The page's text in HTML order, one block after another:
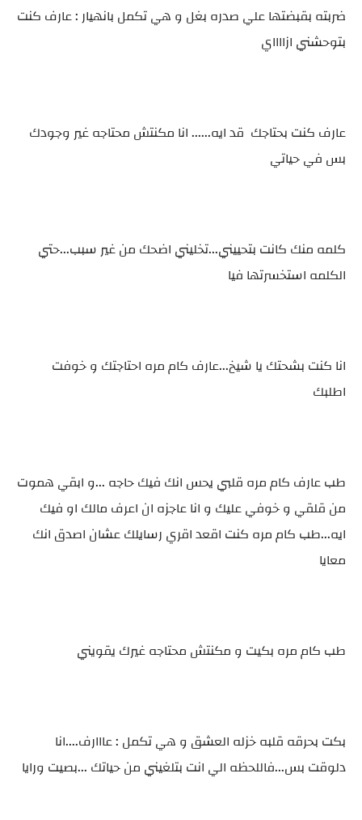
ضربته بقبضتها علي صدره بغل و هي تكمل بانهيار : عارف كنت
بتوحشني ازااااي
عارف كنت بحتاجك قد ايه...... انا مكنتش محتاجه غير وجودك
بس في حياتي
كلمه منك كانت بتحييني...تخليني اضحك من غير سبب...حتي
الكلمه استخسرتها فيا
انا كنت بشحتك يا شيخ...عارف كام مره احتاجتك و خوفت
اطلبك
طب عارف كام مره قلبي يحس انك فيك حاجه ...و ابقي هموت
من قلقي و خوفي عليك و انا عاجزه ان اعرف مالك او فيك
ايه...طب كام مره كنت اقعد اقري رسايلك عشان اصدق انك
معايا
طب كام مره بكيت و مكنتش محتاجه غيرك يقويني
بكت بحرقه قلبه خزله العشق و هي تكمل : عااارف....انا
دلوقت بس...فاللحظه الي انت بتلغيني من حياتك ...بصيت ورايا